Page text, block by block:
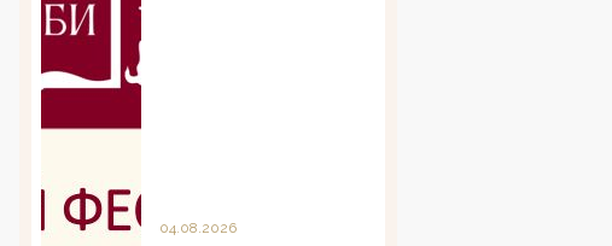
04.08.2026